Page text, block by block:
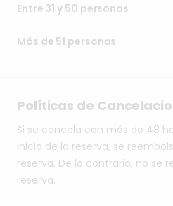
Entre 31 y 50 personas
Más de 51 personas
Políticas de
Si se cancela con más de 48
inicio de la reserva, se
reserva. De lo contrario, no se
reserva.